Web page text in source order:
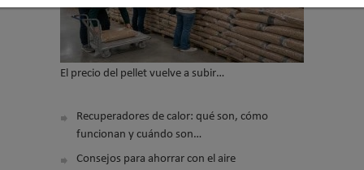
El precio del pellet vuelve a subir…
Recuperadores de calor: qué son, cómo
funcionan y cuándo son…
Consejos para ahorrar con el aire